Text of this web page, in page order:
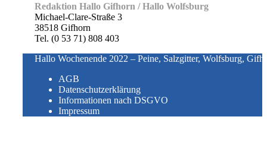
Redaktion Hallo Gifhorn / Hallo Wolfsburg
Michael-Clare-Straße 3
38518 Gifhorn
Tel. (0 53 71) 808 403
Hallo Wochenende 2022 – Peine, Salzgitter, Wolfsburg,
AGB
Datenschutzerklärung
Informationen nach DSGVO
Impressum